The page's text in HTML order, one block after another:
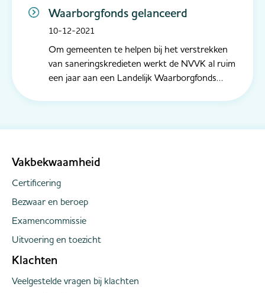
Waarborgfonds gelanceerd
10-12-2021
Om gemeenten te helpen bij het verstrekken
van saneringskredieten werkt de NVVK al ruim
een jaar aan een Landelijk Waarborgfonds
Vakbekwaamheid
Certificering
Bezwaar en beroep
Examencommissie
Uitvoering en toezicht
Klachten
Veelgestelde vragen bij klachten